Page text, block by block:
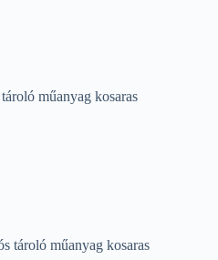
műanyag kosaras